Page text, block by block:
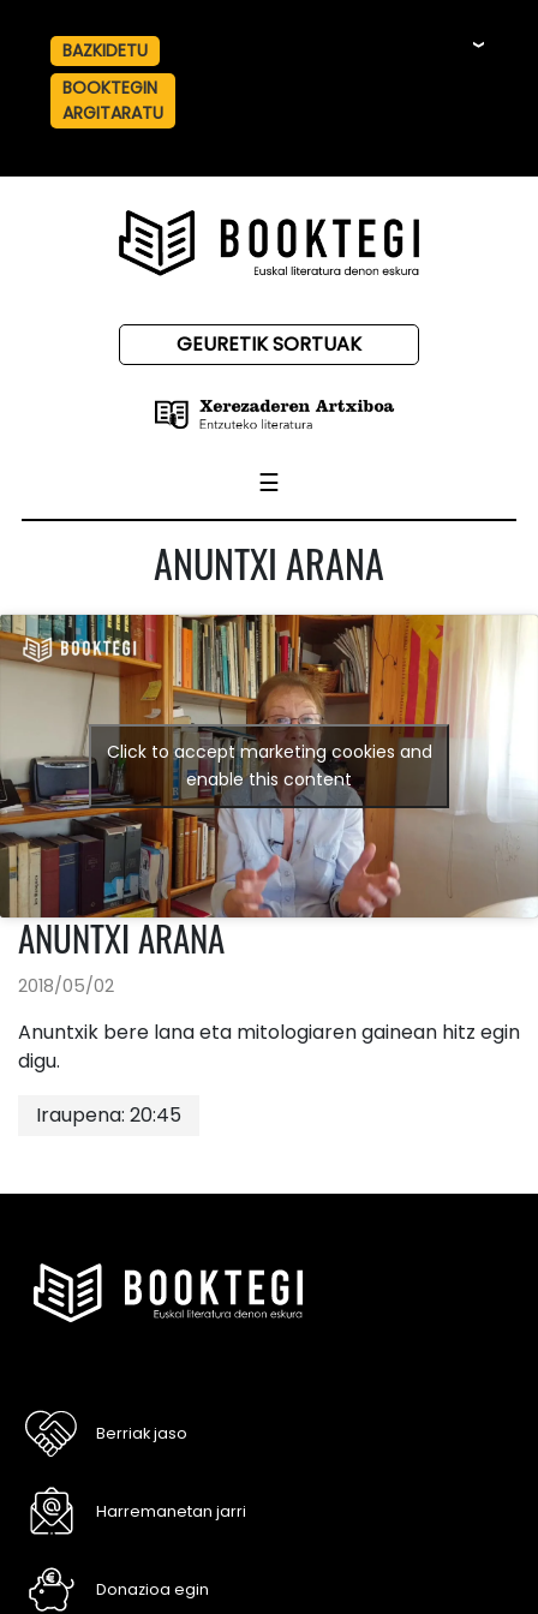
BAZKIDETU
BOOKTEGIN
ARGITARATU
GEURETIK SORTUAK
☰
ANUNTXI ARANA
ANUNTXI ARANA
2018/05/02
Anuntxik bere lana eta mitologiaren gainean hitz egin
digu.
Iraupena: 20:45
Click to accept marketing cookies and
enable this content
Berriak jaso
Harremanetan jarri
Donazioa egin